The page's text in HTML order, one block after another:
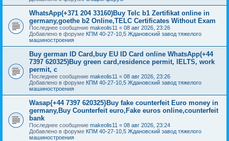
WhatsApp(+371 204 33160)Buy Telc b1 Zertifikat online in
germany,goethe b2 Online,TELC Certificates Without Exam
Последнее сообщение makeolis11 « 08 авг 2026, 23:26
Добавлено в форуме КПМ 40-27-10,5 Ждановский завод тяжелого
машиностроения
Buy german ID Card,buy EU ID Card online WhatsApp(+44
7397 620325)Buy green card,residence permit, IELTS, work
permit, c
Последнее сообщение makeolis11 « 08 авг 2026, 23:26
Добавлено в форуме КПМ 40-27-10,5 Ждановский завод тяжелого
машиностроения
Wasap{+44 7397 620325}Buy fake counterfeit Euro money in
germany,Buy Counterfeit euro,Fake euros online,counterfeit
bank
Последнее сообщение makeolis11 « 08 авг 2026, 23:24
Добавлено в форуме КПМ 40-27-10,5 Ждановский завод тяжелого
машиностроения